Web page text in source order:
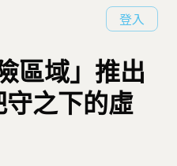
登入
區域」推出
守之下的虛